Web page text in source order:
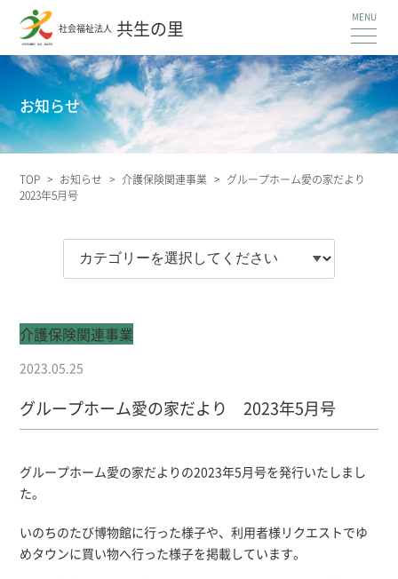
社会福祉法人 共生の里
お知らせ
TOP > お知らせ > 介護保険関連事業 > グループホーム愛の家だより
2023年5月号
介護保険関連事業
2023.05.25
グループホーム愛の家だより 2023年5月号
グループホーム愛の家だよりの2023年5月号を発行いたしまし
た。
いのちのたび博物館に行った様子や、利用者様リクエストでゆ
めタウンに買い物へ行った様子を掲載しています。